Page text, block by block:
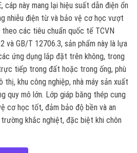
cáp này mang lại hiệu suất dẫn điện ổn
nhiễu điện từ và bảo vệ cơ học vượt
các tiêu chuẩn quốc tế TCVN
và GB/T 12706.3, sản phẩm này là lựa
ứng dụng lắp đặt trên không, trong
tiếp trong đất hoặc trong ống, phù
thị, khu công nghiệp, nhà máy sản xuất
quy mô lớn. Lớp giáp băng thép cung
cơ học tốt, đảm bảo độ bền và an
khắc nghiệt, đặc biệt khi chôn